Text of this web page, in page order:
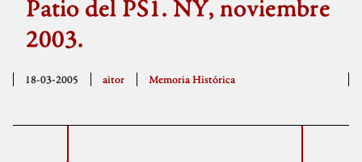
Patio del PS1. NY, noviembre
2003.
18-03-2005 aitor Memoria Histórica